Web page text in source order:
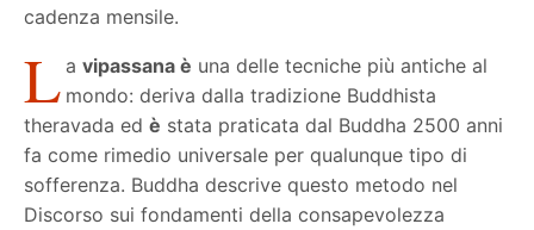
cadenza mensile.
L avipassana è una delle tecniche più antiche al
mondo: deriva dalla tradizione Buddhista
theravada edè stata praticata dal Buddha 2500 anni
fa come rimedio universale per qualunque tipo di
sofferenza. Buddha descrive questo metodo nel
Discorso sui fondamenti della consapevolezza